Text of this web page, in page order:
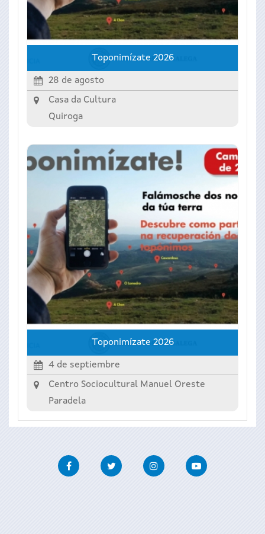
Toponimízate 2026
28 de agosto
Casa da Cultura
Quiroga
Toponimízate 2026
4 de septiembre
Centro Sociocultural Manuel Oreste
Paradela
FacebookTwitter InstagramYoutube